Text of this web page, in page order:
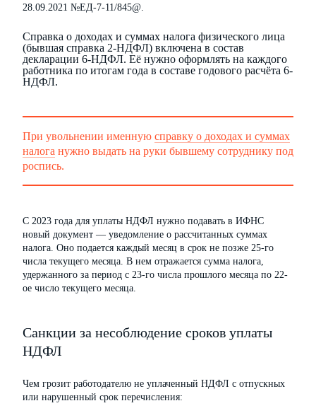
28.09.2021 №ЕД-7-11/845@.
Справка о доходах и суммах налога физического лица
(бывшая справка 2-НДФЛ) включена в состав
декларации 6-НДФЛ. Её нужно оформлять на каждого
работника по итогам года в составе годового расчёта 6-
НДФЛ.
При увольнении именную справку о доходах и суммах
налога нужно выдать на руки бывшему сотруднику под
роспись.
С 2023 года для уплаты НДФЛ нужно подавать в ИФНС
новый документ — уведомление о рассчитанных суммах
налога. Оно подается каждый месяц в срок не позже 25-го
числа текущего месяца. В нем отражается сумма налога,
удержанного за период с 23-го числа прошлого месяца по 22-
ое число текущего месяца.
Санкции за несоблюдение сроков уплаты
НДФЛ
Чем грозит работодателю не уплаченный НДФЛ с отпускных
или нарушенный срок перечисления: